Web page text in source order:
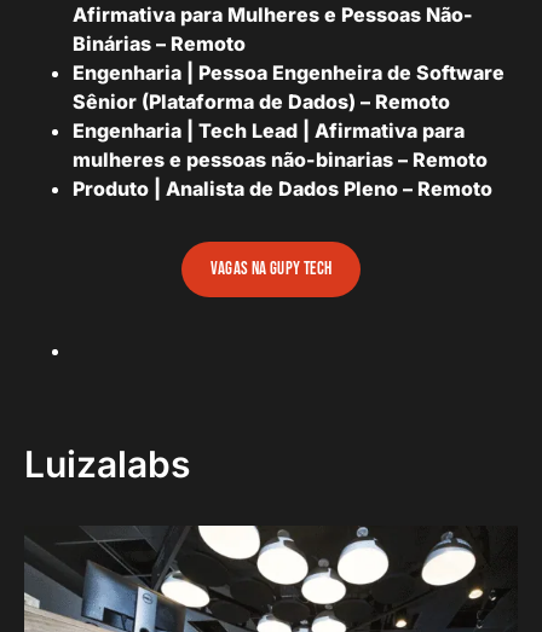
Afirmativa para Mulheres e Pessoas Não-
Binárias – Remoto
Engenharia | Pessoa Engenheira de Software
Sênior (Plataforma de Dados) – Remoto
Engenharia | Tech Lead | Afirmativa para
mulheres e pessoas não-binarias – Remoto
Produto | Analista de Dados Pleno – Remoto
vagas na gupy tech
Luizalabs